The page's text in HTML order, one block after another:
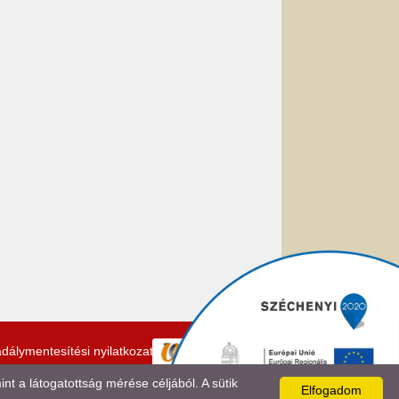
nyilatkozat
Elfogadom
a látogatottság mérése céljából. A sütik